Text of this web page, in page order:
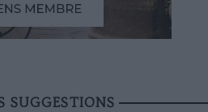
SUGGESTIONS